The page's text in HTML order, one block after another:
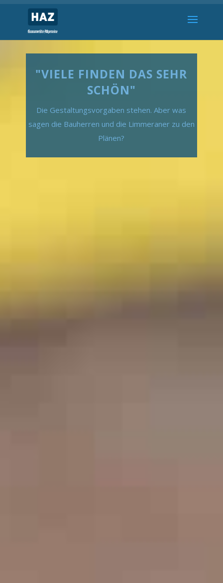
"VIELE FINDEN DAS SEHR
SCHÖN"
Die Gestaltungsvorgaben stehen. Aber was
sagen die Bauherren und die Limmeraner zu den
Plänen?